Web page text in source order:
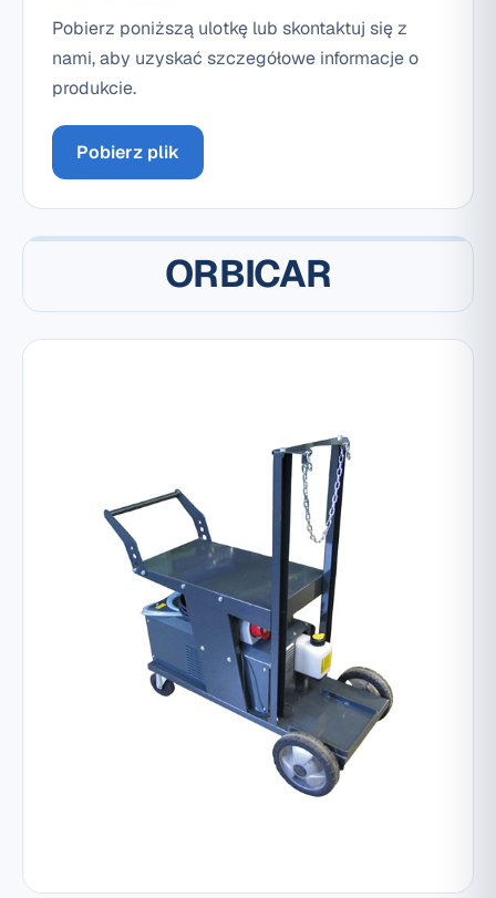
Pobierz poniższą ulotkę lub skontaktuj się z
nami, aby uzyskać szczegółowe informacje o
produkcie.
Pobierz plik
ORBICAR